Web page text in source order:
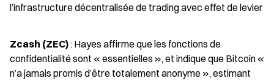
l’infrastructure décentralisée de trading avec effet de levier
Zcash (ZEC) : Hayes affirme que les fonctions de
confidentialité sont « essentielles », et indique que Bitcoin «
n’a jamais promis d’être totalement anonyme », estimant